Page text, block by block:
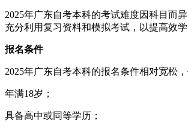
2025年广东自考本科的考试难度因科目而
充分利用复习资料和模拟考试，以提高效学
报名条件
2025年广东自考本科的报名条件相对宽松
年满18岁；
具备高中或同等学历；